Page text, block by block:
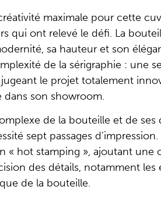
maximale pour cette
qui ont relevé le défi. La
sa hauteur et son
de la sérigraphie : une
le projet totalement
dans son showroom.
de la bouteille et de ses
sept passages
« hot stamping », ajoutant une
des détails, notamment les
de la bouteille.